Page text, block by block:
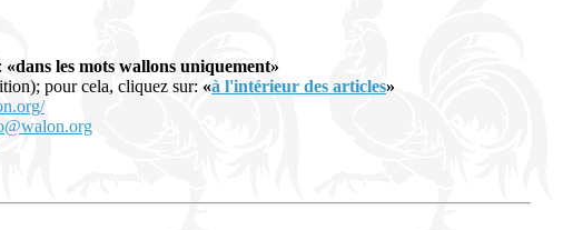
«dans les mots wallons uniquement»
pour cela, cliquez sur: «à l'intérieur des articles»